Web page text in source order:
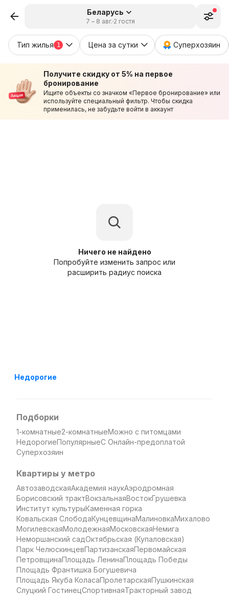
Беларусь
7 – 8 авг. 2 гостя
Тип жилья 1 Цена за сутки Суперхозяин
Получите скидку от 5% на первое
бронирование
Ищите объекты со значком «Первое бронирование» или
используйте специальный фильтр. Чтобы скидка
применилась, не забудьте войти в аккаунт
Ничего не найдено
Попробуйте изменить запрос или
расширить радиус поиска
Недорогие
Подборки
1-комнатные2-комнатныеМожно с питомцами
НедорогиеПопулярныеС Онлайн-предоплатой
Суперхозяин
Квартиры у метро
АвтозаводскаяАкадемия наукАэродромная
Борисовский трактВокзальнаяВостокГрушевка
Институт культурыКаменная горка
Ковальская СлободаКунцевщинаМалиновкаМихалово
МогилевскаяМолодежнаяМосковскаяНемига
Неморшанский садОктябрьская (Купаловская)
Парк ЧелюскинцевПартизанскаяПервомайская
ПетровщинаПлощадь ЛенинаПлощадь Победы
Площадь Франтишка Богушевича
Площадь Якуба КоласаПролетарскаяПушкинская
Слуцкий ГостинецСпортивнаяТракторный завод